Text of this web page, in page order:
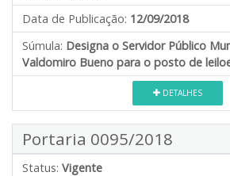
Data de Publicação: 12/09/2018
Súmula: Designa o Servidor Público
Valdomiro Bueno para o posto de
DETALHES
Portaria 0095/2018
Status: Vigente